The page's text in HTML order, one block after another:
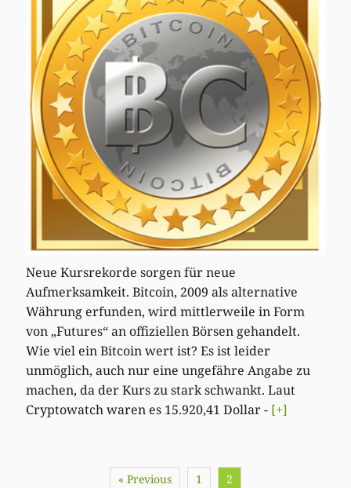
Neue Kursrekorde sorgen für neue
Aufmerksamkeit. Bitcoin, 2009 als alternative
Währung erfunden, wird mittlerweile in Form
von „Futures“ an offiziellen Börsen gehandelt.
Wie viel ein Bitcoin wert ist? Es ist leider
unmöglich, auch nur eine ungefähre Angabe zu
machen, da der Kurs zu stark schwankt. Laut
Cryptowatch waren es 15.920,41 Dollar - [+]
« Previous 1 2